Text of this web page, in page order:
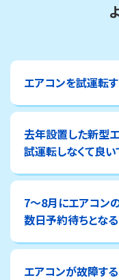
エアコンを試運転
去年設置した新型
試運転しなくて良い
7～8月にエアコン
数日予約待ちとな
エアコンが故障す